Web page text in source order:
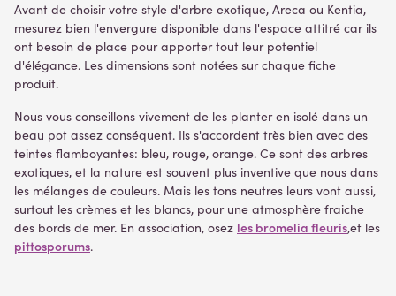
Avant de choisir votre style d'arbre exotique, Areca ou Kentia,
mesurez bien l'envergure disponible dans l'espace attitré car ils
ont besoin de place pour apporter tout leur potentiel
d'élégance. Les dimensions sont notées sur chaque fiche
produit.
Nous vous conseillons vivement de les planter en isolé dans un
beau pot assez conséquent. Ils s'accordent très bien avec des
teintes flamboyantes: bleu, rouge, orange. Ce sont des arbres
exotiques, et la nature est souvent plus inventive que nous dans
les mélanges de couleurs. Mais les tons neutres leurs vont aussi,
surtout les crèmes et les blancs, pour une atmosphère fraiche
des bords de mer. En association, osez les bromelia fleuris,et les
pittosporums.